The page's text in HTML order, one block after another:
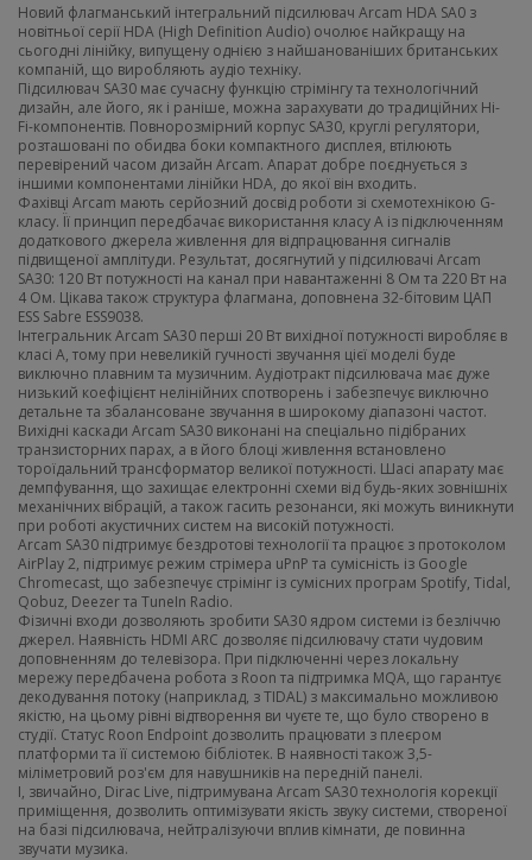
Новий флагманський інтегральний підсилювач Arcam HDA SA0 з
новітньої серії HDA (High Definition Audio) очолює найкращу на
сьогодні лінійку, випущену однією з найшанованіших британських
компаній, що виробляють аудіо техніку.
Підсилювач SA30 має сучасну функцію стрімінгу та технологічний
дизайн, але його, як і раніше, можна зарахувати до традиційних Hi-
Fi-компонентів. Повнорозмірний корпус SA30, круглі регулятори,
розташовані по обидва боки компактного дисплея, втілюють
перевірений часом дизайн Arcam. Апарат добре поєднується з
іншими компонентами лінійки HDA, до якої він входить.
Фахівці Arcam мають серйозний досвід роботи зі схемотехнікою G-
класу. Її принцип передбачає використання класу A із підключенням
додаткового джерела живлення для відпрацювання сигналів
підвищеної амплітуди. Результат, досягнутий у підсилювачі Arcam
SA30: 120 Вт потужності на канал при навантаженні 8 Ом та 220 Вт на
4 Ом. Цікава також структура флагмана, доповнена 32-бітовим ЦАП
ESS Sabre ESS9038.
Інтегральник Arcam SA30 перші 20 Вт вихідної потужності виробляє в
класі А, тому при невеликій гучності звучання цієї моделі буде
виключно плавним та музичним. Аудіотракт підсилювача має дуже
низький коефіцієнт нелінійних спотворень і забезпечує виключно
детальне та збалансоване звучання в широкому діапазоні частот.
Вихідні каскади Arcam SA30 виконані на спеціально підібраних
транзисторних парах, а в його блоці живлення встановлено
тороїдальний трансформатор великої потужності. Шасі апарату має
демпфування, що захищає електронні схеми від будь-яких зовнішніх
механічних вібрацій, а також гасить резонанси, які можуть виникнути
при роботі акустичних систем на високій потужності.
Arcam SA30 підтримує бездротові технології та працює з протоколом
AirPlay 2, підтримує режим стрімера uPnP та сумісність із Google
Chromecast, що забезпечує стрімінг із сумісних програм Spotify, Tidal,
Qobuz, Deezer та TuneIn Radio.
Фізичні входи дозволяють зробити SA30 ядром системи із безліччю
джерел. Наявність HDMI ARC дозволяє підсилювачу стати чудовим
доповненням до телевізора. При підключенні через локальну
мережу передбачена робота з Roon та підтримка MQA, що гарантує
декодування потоку (наприклад, з TIDAL) з максимально можливою
якістю, на цьому рівні відтворення ви чуєте те, що було створено в
студії. Статус Roon Endpoint дозволить працювати з плеєром
платформи та її системою бібліотек. В наявності також 3,5-
міліметровий роз'єм для навушників на передній панелі.
І, звичайно, Dirac Live, підтримувана Arcam SA30 технологія корекції
приміщення, дозволить оптимізувати якість звуку системи, створеної
на базі підсилювача, нейтралізуючи вплив кімнати, де повинна
звучати музика.